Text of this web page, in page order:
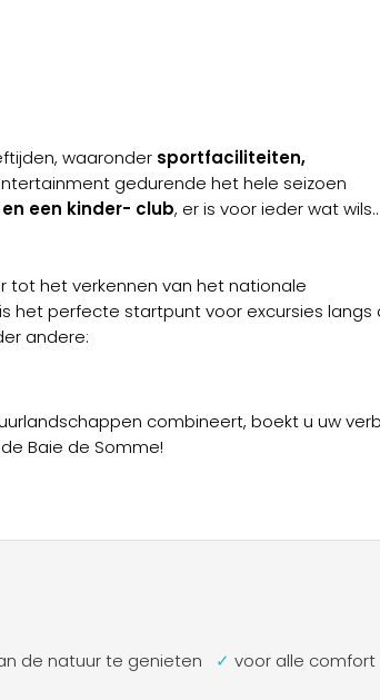
waaronder sportfaciliteiten,
gedurende het hele seizoen
een kinder- club, er is voor ieder wat wils.
tot het verkennen van het nationale
het perfecte startpunt voor excursies langs
andere:
combineert, boekt u uw
Baie de Somme!
de natuur te genieten
voor alle comfort